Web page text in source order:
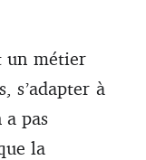
un métier
s’adapter à
pas
la